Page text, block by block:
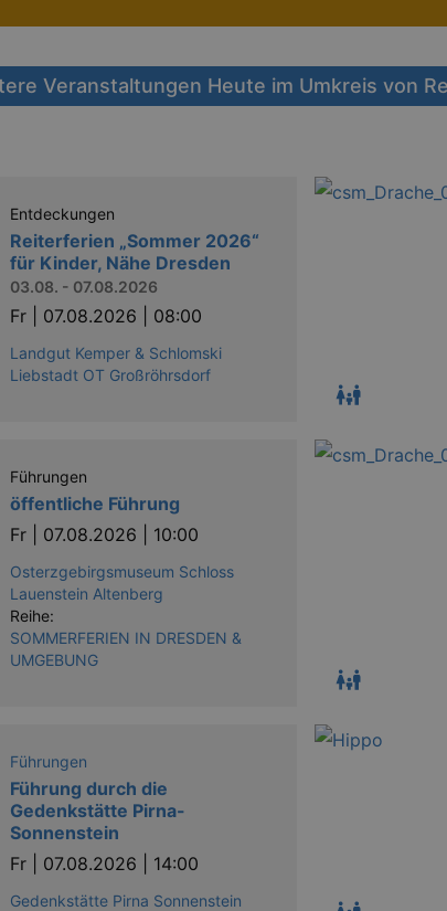
Veranstaltungen Heute im Umkreis von
Entdeckungen
Reiterferien „Sommer 2026“
für Kinder, Nähe Dresden
03.08. - 07.08.2026
Fr | 07.08.2026 | 08:00
Landgut Kemper & Schlomski
Liebstadt OT Großröhrsdorf
Führungen
öffentliche Führung
Fr | 07.08.2026 | 10:00
Osterzgebirgsmuseum Schloss
Lauenstein Altenberg
Reihe:
SOMMERFERIEN IN DRESDEN &
UMGEBUNG
Führungen
Führung durch die
Gedenkstätte Pirna-
Sonnenstein
Fr | 07.08.2026 | 14:00
Gedenkstätte Pirna Sonnenstein